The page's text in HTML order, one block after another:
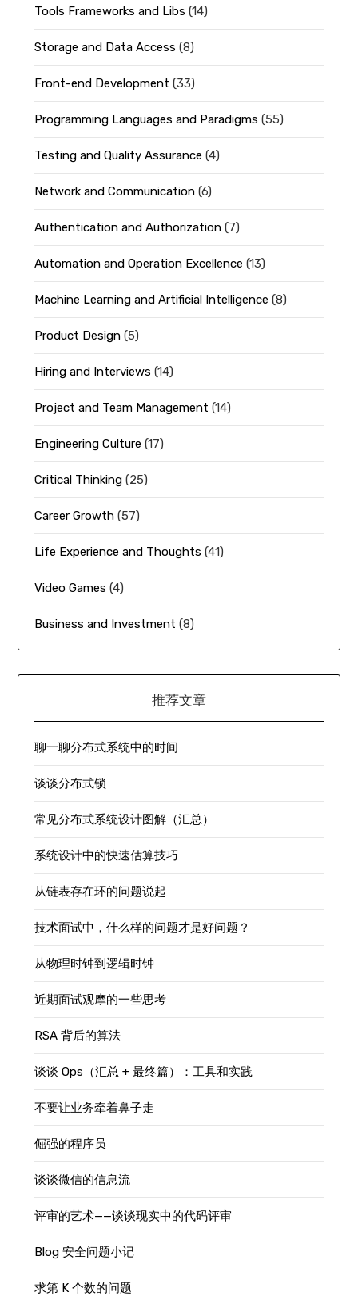
Tools Frameworks and Libs (14)
Storage and Data Access (8)
Front-end Development (33)
Programming Languages and Paradigms (55)
Testing and Quality Assurance (4)
Network and Communication (6)
Authentication and Authorization (7)
Automation and Operation Excellence (13)
Machine Learning and Artificial Intelligence (8)
Product Design (5)
Hiring and Interviews (14)
Project and Team Management (14)
Engineering Culture (17)
Critical Thinking (25)
Career Growth (57)
Life Experience and Thoughts (41)
Video Games (4)
Business and Investment (8)
推荐文章
聊一聊分布式系统中的时间
谈谈分布式锁
常见分布式系统设计图解（汇总）
系统设计中的快速估算技巧
从链表存在环的问题说起
技术面试中，什么样的问题才是好问题？
从物理时钟到逻辑时钟
近期面试观摩的一些思考
RSA 背后的算法
谈谈 Ops（汇总 + 最终篇）：工具和实践
不要让业务牵着鼻子走
倔强的程序员
谈谈微信的信息流
评审的艺术——谈谈现实中的代码评审
Blog 安全问题小记
求第 K 个数的问题